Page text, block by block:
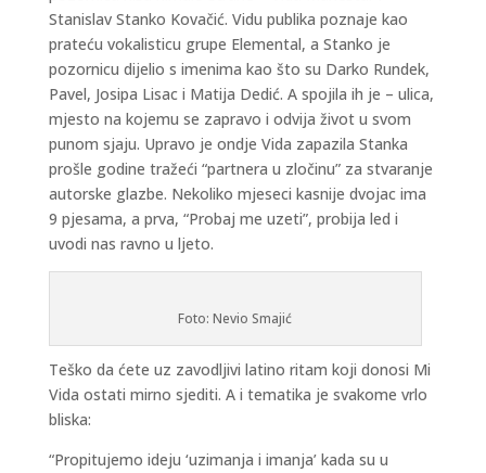
Stanislav Stanko Kovačić. Vidu publika poznaje kao
prateću vokalisticu grupe Elemental, a Stanko je
pozornicu dijelio s imenima kao što su Darko Rundek,
Pavel, Josipa Lisac i Matija Dedić. A spojila ih je – ulica,
mjesto na kojemu se zapravo i odvija život u svom
punom sjaju. Upravo je ondje Vida zapazila Stanka
prošle godine tražeći “partnera u zločinu” za stvaranje
autorske glazbe. Nekoliko mjeseci kasnije dvojac ima
9 pjesama, a prva, “Probaj me uzeti”, probija led i
uvodi nas ravno u ljeto.
Foto: Nevio Smajić
Teško da ćete uz zavodljivi latino ritam koji donosi Mi
Vida ostati mirno sjediti. A i tematika je svakome vrlo
bliska:
“Propitujemo ideju ‘uzimanja i imanja’ kada su u